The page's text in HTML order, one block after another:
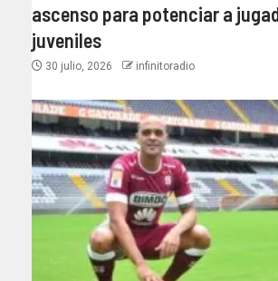
ascenso para potenciar a
juveniles
30 julio, 2026 infinitoradio